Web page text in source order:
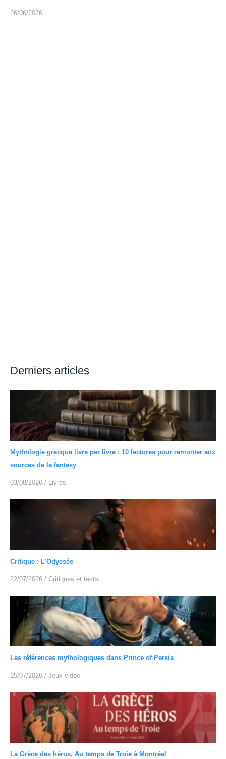
26/06/2026
Derniers articles
Mythologie grecque livre par livre : 10 lectures pour remonter aux
sources de la fantasy
03/08/2026 / Livres
Critique : L’Odyssée
22/07/2026 / Critiques et tests
Les références mythologiques dans Prince of Persia
15/07/2026 / Jeux vidéo
La Grèce des héros, Au temps de Troie à Montréal